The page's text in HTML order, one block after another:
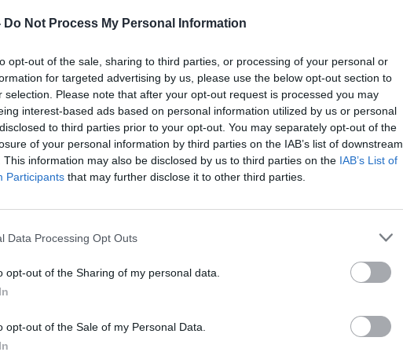
Do Not Process My Personal Information
opt-out of the sale, sharing to third parties, or processing of your personal or
for targeted advertising by us, please use the below opt-out section to
selection. Please note that after your opt-out request is processed you may
interest-based ads based on personal information utilized by us or personal
to third parties prior to your opt-out. You may separately opt-out of the
of your personal information by third parties on the IAB’s list of downstream
This information may also be disclosed by us to third parties on the IAB’s List of
Participants that may further disclose it to other third parties.
Data Processing Opt Outs
opt-out of the Sharing of my personal data.
opt-out of the Sale of my Personal Data.
Соединетите Американски Држави, имал
канцеларија во Пентагон, за да може да ги
и да ја користи апликацијата за пораки
со ситуацијата за агенцијата Асошиејтед
имал таканаречена „валкана линија“,
комерцијалната интернет-врска, која се
на неофицијалните и официјалните
на САД се поврзуваат на интернет
мрежен систем за класифицирани
информации.